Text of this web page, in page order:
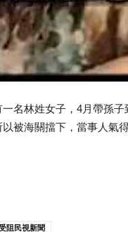
名林姓女子，4月帶孫
被海關擋下，當事人氣
阻民視新聞